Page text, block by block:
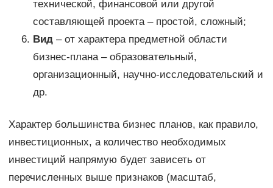
технической, финансовой или другой
составляющей проекта – простой, сложный;
Вид– от характера предметной области
бизнес-плана – образовательный,
организационный, научно-исследовательский и
др.
Характер большинства бизнес планов, как правило,
инвестиционных, а количество необходимых
инвестиций напрямую будет зависеть от
перечисленных выше признаков (масштаб,